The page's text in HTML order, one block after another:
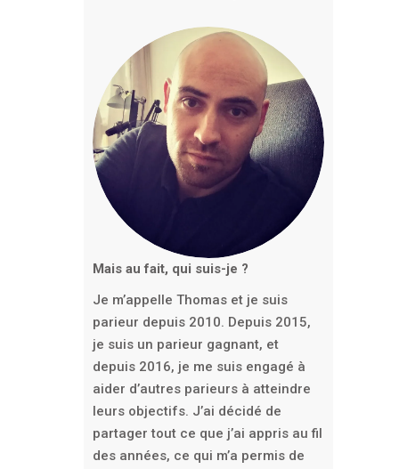
Mais au fait, qui suis-je ?
Je m’appelle Thomas et je suis
parieur depuis 2010. Depuis 2015,
je suis un parieur gagnant, et
depuis 2016, je me suis engagé à
aider d’autres parieurs à atteindre
leurs objectifs. J’ai décidé de
partager tout ce que j’ai appris au fil
des années, ce qui m’a permis de